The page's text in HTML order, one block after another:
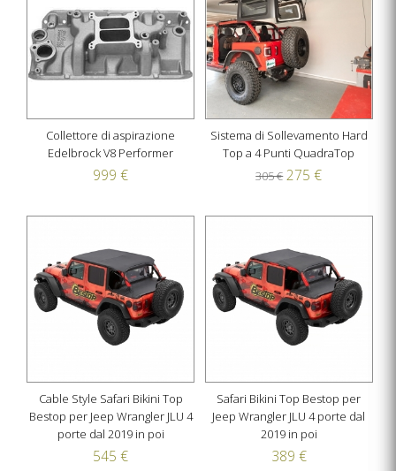
Collettore di aspirazione
Edelbrock V8 Performer
999 €
Sistema di Sollevamento Hard
Top a 4 Punti QuadraTop
305 € 275 €
Cable Style Safari Bikini Top
Bestop per Jeep Wrangler JLU 4
porte dal 2019 in poi
545 €
Safari Bikini Top Bestop per
Jeep Wrangler JLU 4 porte dal
2019 in poi
389 €